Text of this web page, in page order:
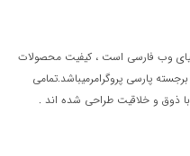
وب فارسی است ، کیفیت محصولات
پارسی پروگرامرمیباشد.تمامی
ذوق و خلاقیت طراحی شده اند .